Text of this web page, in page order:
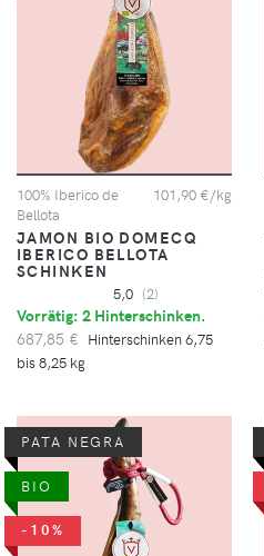
100% Iberico de
Bellota
101,90 €/kg
JAMON BIO DOMECQ
IBERICO BELLOTA
SCHINKEN
5,0 (2)
Vorrätig: 2 Hinterschinken.
687,85 € Hinterschinken 6,75
bis 8,25 kg
PATA NEGRA
BIO
-10%